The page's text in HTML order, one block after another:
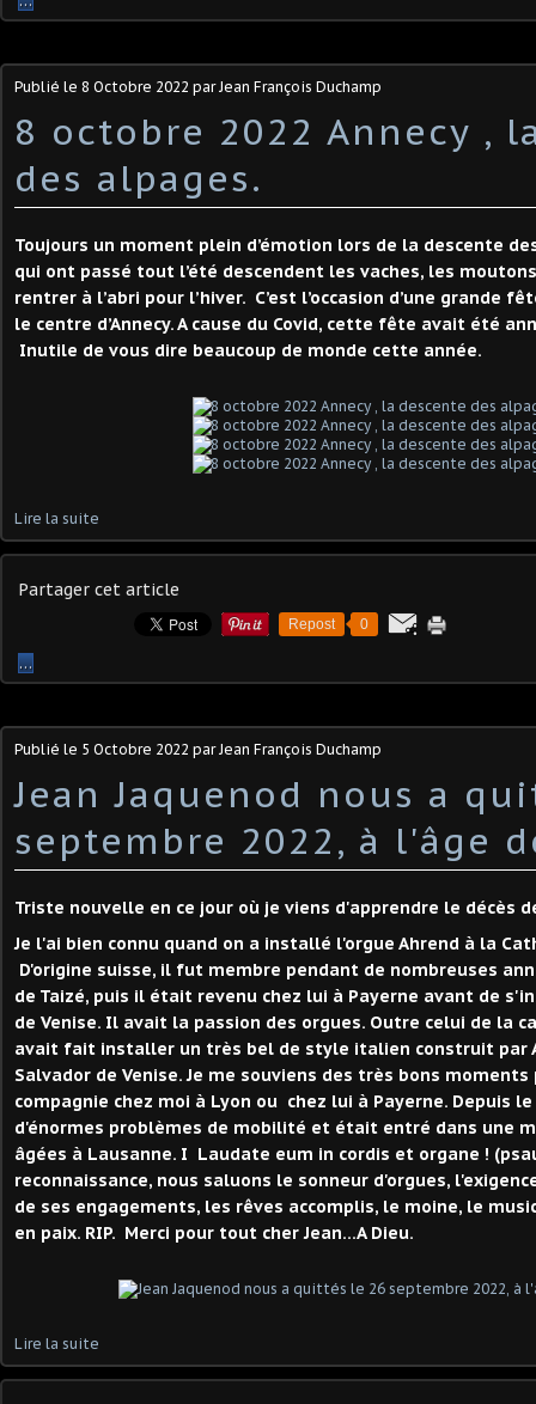
Publié le 8 Octobre 2022 par Jean François Duchamp
8 octobre 2022 Annecy ,
des alpages.
Toujours un moment plein d’émotion lors de la descente
qui ont passé tout l’été descendent les vaches, les
rentrer à l’abri pour l’hiver. C’est l’occasion d’une grande
le centre d’Annecy. A cause du Covid, cette fête avait été
Inutile de vous dire beaucoup de monde cette année.
Lire la suite
Partager cet article
Repost 0
…
Publié le 5 Octobre 2022 par Jean François Duchamp
Jean Jaquenod nous a
septembre 2022, à l'âge
Triste nouvelle en ce jour où je viens d'apprendre le décès
Je l'ai bien connu quand on a installé l'orgue Ahrend à la
D'origine suisse, il fut membre pendant de nombreuses
de Taizé, puis il était revenu chez lui à Payerne avant de
de Venise. Il avait la passion des orgues. Outre celui de la
avait fait installer un très bel de style italien construit par
Salvador de Venise. Je me souviens des très bons moments
compagnie chez moi à Lyon ou chez lui à Payerne. Depuis
d'énormes problèmes de mobilité et était entré dans une
âgées à Lausanne. I Laudate eum in cordis et organe !
reconnaissance, nous saluons le sonneur d'orgues,
de ses engagements, les rêves accomplis, le moine, le
en paix. RIP. Merci pour tout cher Jean...A Dieu.
Lire la suite